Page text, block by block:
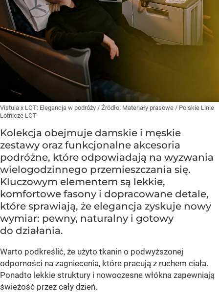
Vistula x LOT: Elegancja w podróży / Źródło: Materiały prasowe / Polskie Linie
Lotnicze LOT
Kolekcja obejmuje damskie i męskie
zestawy oraz funkcjonalne akcesoria
podróżne, które odpowiadają na wyzwania
wielogodzinnego przemieszczania się.
Kluczowym elementem są lekkie,
komfortowe fasony i dopracowane detale,
które sprawiają, że elegancja zyskuje nowy
wymiar: pewny, naturalny i gotowy
do działania.
Warto podkreślić, że użyto tkanin o podwyższonej
odporności na zagniecenia, które pracują z ruchem ciała.
Ponadto lekkie struktury i nowoczesne włókna zapewniają
świeżość przez cały dzień.